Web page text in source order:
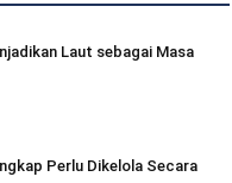
Laut sebagai Masa
Perlu Dikelola Secara